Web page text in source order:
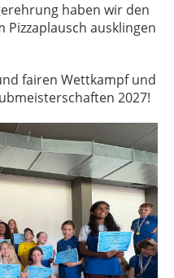
haben wir den
ausklingen
fairen Wettkampf und
2027!